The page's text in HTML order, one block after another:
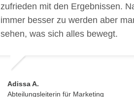
zufrieden mit den Ergebnissen.
immer besser zu werden aber
sehen, was sich alles bewegt.
Adissa A.
Abteilungsleiterin für Marketing